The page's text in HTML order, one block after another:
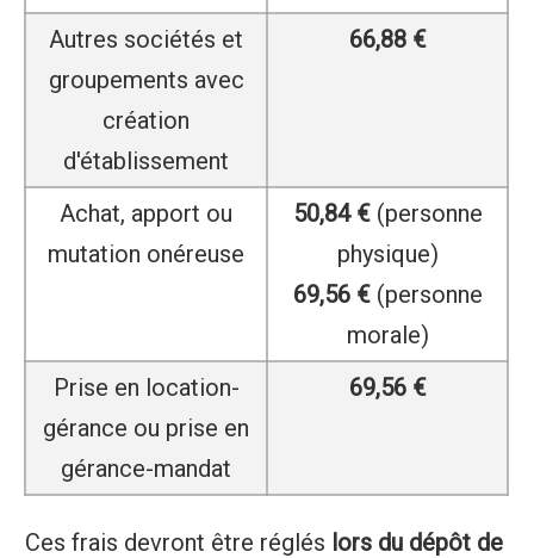
Autres sociétés et
groupements avec
création
d'établissement
66,88 €
Achat, apport ou
mutation onéreuse
50,84 €(personne
physique)
69,56 €(personne
morale)
Prise en location-
gérance ou prise en
gérance-mandat
69,56 €
Ces frais devront être réglés lors du dépôt de